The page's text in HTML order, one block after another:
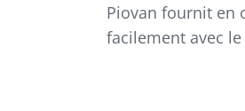
Piovan fournit en
facilement avec